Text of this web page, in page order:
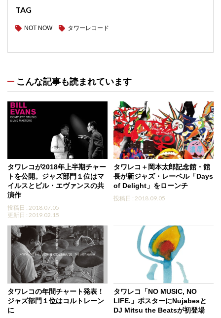
TAG
NOT NOW タワーレコード
こんな記事も読まれています
タワレコが2018年上半期チャー
トを公開。ジャズ部門１位はマ
イルスとビル・エヴァンスの共
演作
投稿日 : 2018.07.05
更新日 : 2019.02.15
タワレコ＋岡本太郎記念館・館
長が新ジャズ・レーベル「Days
of Delight」をローンチ
投稿日 : 2018.09.05
タワレコの年間チャート発表！
ジャズ部門１位はコルトレーン
に
タワレコ「NO MUSIC, NO
LIFE.」ポスターにNujabesと
DJ Mitsu the Beatsが初登場